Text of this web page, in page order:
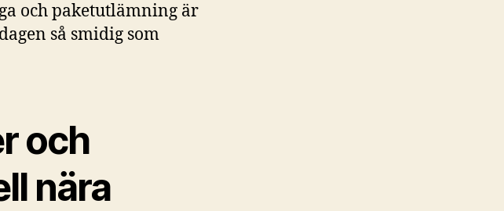
och paketutlämning är
så smidig som
och
nära